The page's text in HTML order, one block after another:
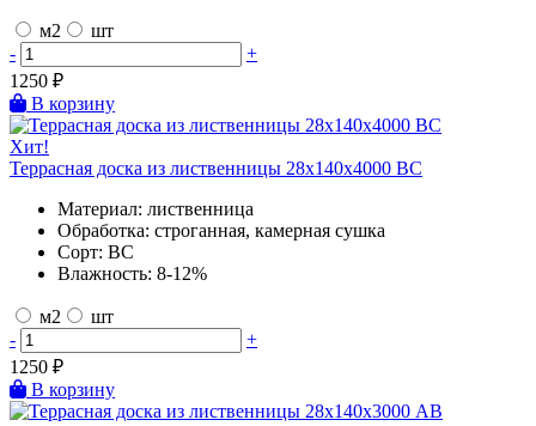
м2
шт
-
+
1250 ₽
В корзину
Хит!
Террасная доска из лиственницы 28х140х4000 BC
Материал: лиственница
Обработка: строганная, камерная сушка
Сорт: BC
Влажность: 8-12%
м2
шт
-
+
1250 ₽
В корзину